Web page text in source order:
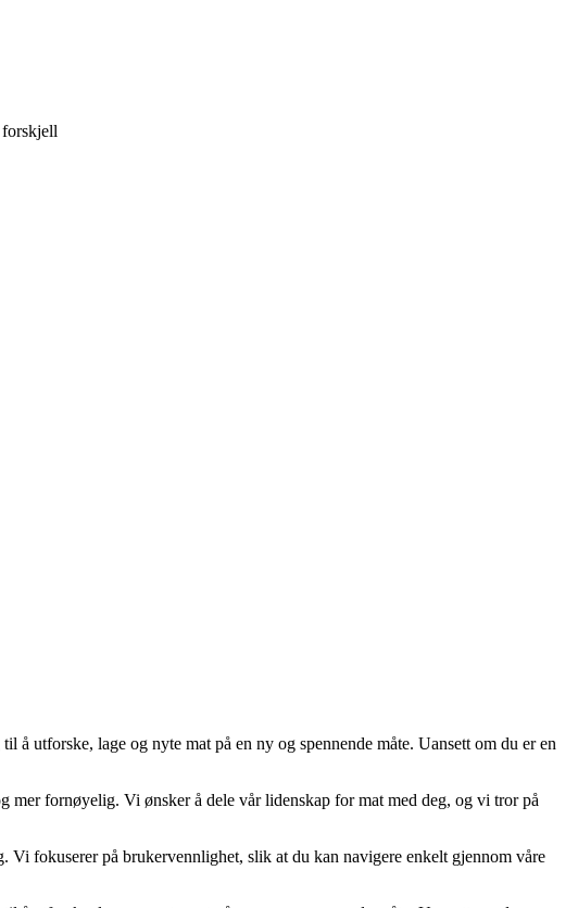
utforske, lage og nyte mat på en ny og spennende måte. Uansett om du er en
mer fornøyelig. Vi ønsker å dele vår lidenskap for mat med deg, og vi tror på
Vi fokuserer på brukervennlighet, slik at du kan navigere enkelt gjennom våre